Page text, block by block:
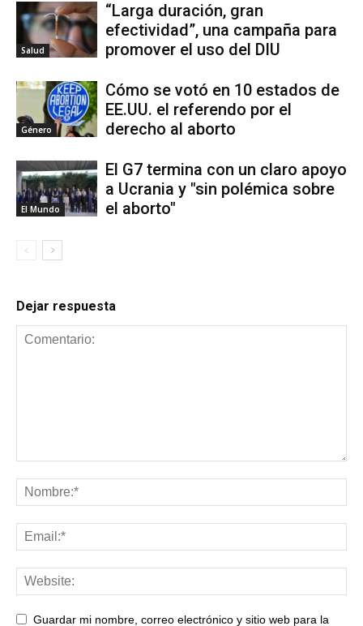
Salud
“Larga duración, gran
efectividad”, una campaña para
promover el uso del DIU
Género
Cómo se votó en 10 estados de
EE.UU. el referendo por el
derecho al aborto
El Mundo
El G7 termina con un claro apoyo
a Ucrania y "sin polémica sobre
el aborto"
Dejar respuesta
Guardar mi nombre, correo electrónico y sitio web para la